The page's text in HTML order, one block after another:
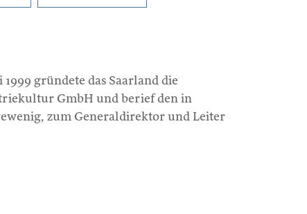
gründete das Saarland die
GmbH und berief den in
zum Generaldirektor und Leiter